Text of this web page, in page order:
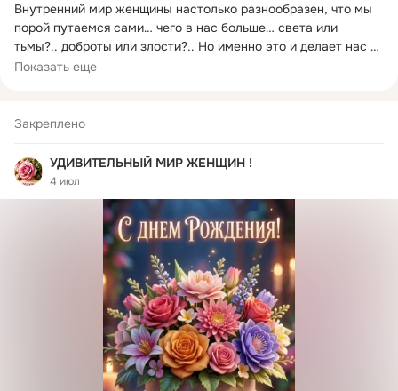
Закреплено
УДИВИТЕЛЬНЫЙ МИР ЖЕНЩИН !
4 июл
Внутренний мир женщины настолько разнообразен, что мы
порой путаемся сами… чего в нас больше… света или
тьмы?.. доброты или злости?.. Но именно это и делает нас
такими неповторимыми… и такими притягательными… "
его под другим углом… умопомрачительно прекрасным…»
Показать еще